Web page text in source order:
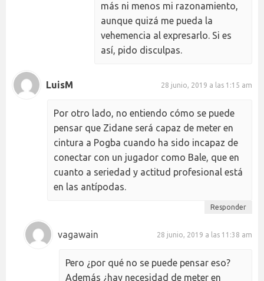
más ni menos mi razonamiento,
aunque quizá me pueda la
vehemencia al expresarlo. Si es
así, pido disculpas.
LuisM 28 junio, 2019 a las 1:15 am
Por otro lado, no entiendo cómo se puede
pensar que Zidane será capaz de meter en
cintura a Pogba cuando ha sido incapaz de
conectar con un jugador como Bale, que en
cuanto a seriedad y actitud profesional está
en las antípodas.
Responder
vagawain 28 junio, 2019 a las 11:38 am
Pero ¿por qué no se puede pensar eso?
Además ¿hay necesidad de meter en